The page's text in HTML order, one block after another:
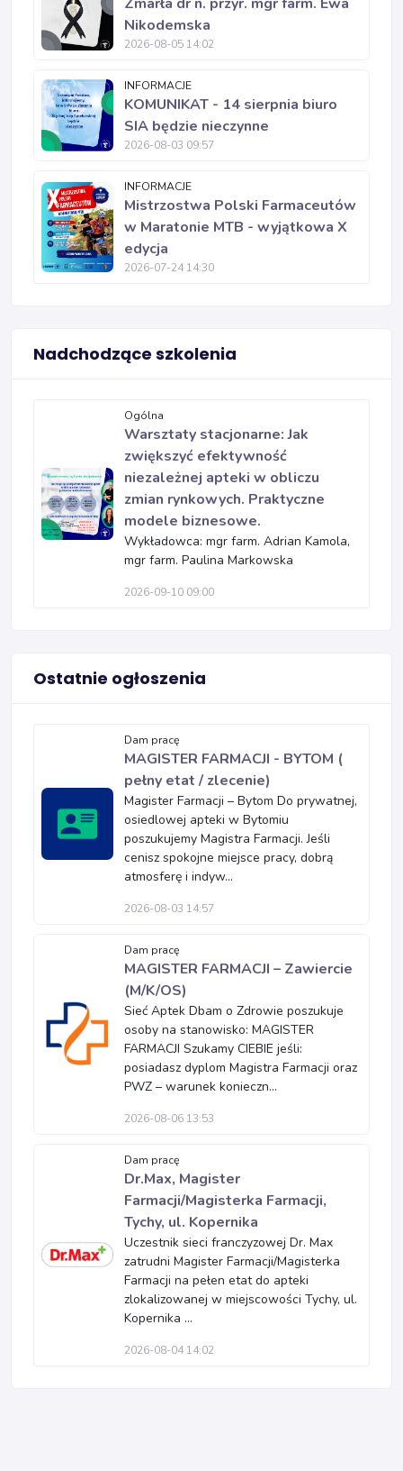
Nikodemska
2026-08-05 14:02
INFORMACJE
KOMUNIKAT - 14 sierpnia biuro
SIA będzie nieczynne
2026-08-03 09:57
INFORMACJE
Mistrzostwa Polski Farmaceutów
w Maratonie MTB - wyjątkowa X
edycja
2026-07-24 14:30
Nadchodzące szkolenia
Ogólna
Warsztaty stacjonarne: Jak
zwiększyć efektywność
niezależnej apteki w obliczu
zmian rynkowych. Praktyczne
modele biznesowe.
Wykładowca: mgr farm. Adrian Kamola,
mgr farm. Paulina Markowska
2026-09-10 09:00
Ostatnie ogłoszenia
Dam pracę
MAGISTER FARMACJI - BYTOM (
pełny etat / zlecenie)
Magister Farmacji – Bytom Do prywatnej,
osiedlowej apteki w Bytomiu
poszukujemy Magistra Farmacji. Jeśli
cenisz spokojne miejsce pracy, dobrą
atmosferę i indyw...
2026-08-03 14:57
Dam pracę
MAGISTER FARMACJI – Zawiercie
(M/K/OS)
Sieć Aptek Dbam o Zdrowie poszukuje
osoby na stanowisko: MAGISTER
FARMACJI Szukamy CIEBIE jeśli:
posiadasz dyplom Magistra Farmacji oraz
PWZ – warunek konieczn...
2026-08-06 13:53
Dam pracę
Dr.Max, Magister
Farmacji/Magisterka Farmacji,
Tychy, ul. Kopernika
Uczestnik sieci franczyzowej Dr. Max
zatrudni Magister Farmacji/Magisterka
Farmacji na pełen etat do apteki
zlokalizowanej w miejscowości Tychy, ul.
Kopernika ...
2026-08-04 14:02